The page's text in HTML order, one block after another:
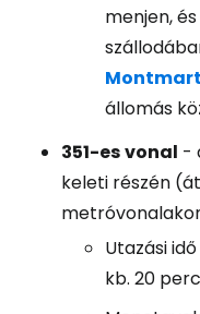
menjen,
állomás
351-esvonal -
keleti részén
Utazási
kb. 20